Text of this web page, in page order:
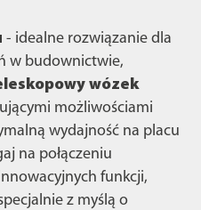
- idealne rozwiązanie dla
w budownictwie,
wózek
możliwościami
wydajność na placu
na połączeniu
funkcji,
z myślą o